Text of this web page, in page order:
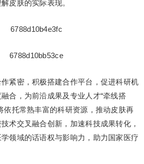
皮肤的实际表现。
紧密，积极搭建合作平台，促进科研机
合，为前沿成果及专业人才“牵线搭
依托常熟丰富的科研资源，推动皮肤再
术交叉融合创新，加速科技成果转化，
领域的话语权与影响力，助力国家医疗